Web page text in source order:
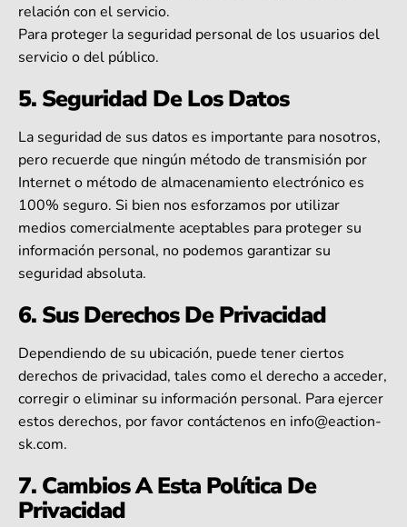
relación con el servicio.
Para proteger la seguridad personal de los usuarios del
servicio o del público.
5. Seguridad De Los Datos
La seguridad de sus datos es importante para nosotros,
pero recuerde que ningún método de transmisión por
Internet o método de almacenamiento electrónico es
100% seguro. Si bien nos esforzamos por utilizar
medios comercialmente aceptables para proteger su
información personal, no podemos garantizar su
seguridad absoluta.
6. Sus Derechos De Privacidad
Dependiendo de su ubicación, puede tener ciertos
derechos de privacidad, tales como el derecho a acceder,
corregir o eliminar su información personal. Para ejercer
estos derechos, por favor contáctenos en info@eaction-
sk.com.
7. Cambios A Esta Política De
Privacidad